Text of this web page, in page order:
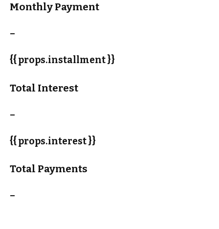
Monthly Payment
–
{{ props.installment }}
Total Interest
–
{{ props.interest }}
Total Payments
–